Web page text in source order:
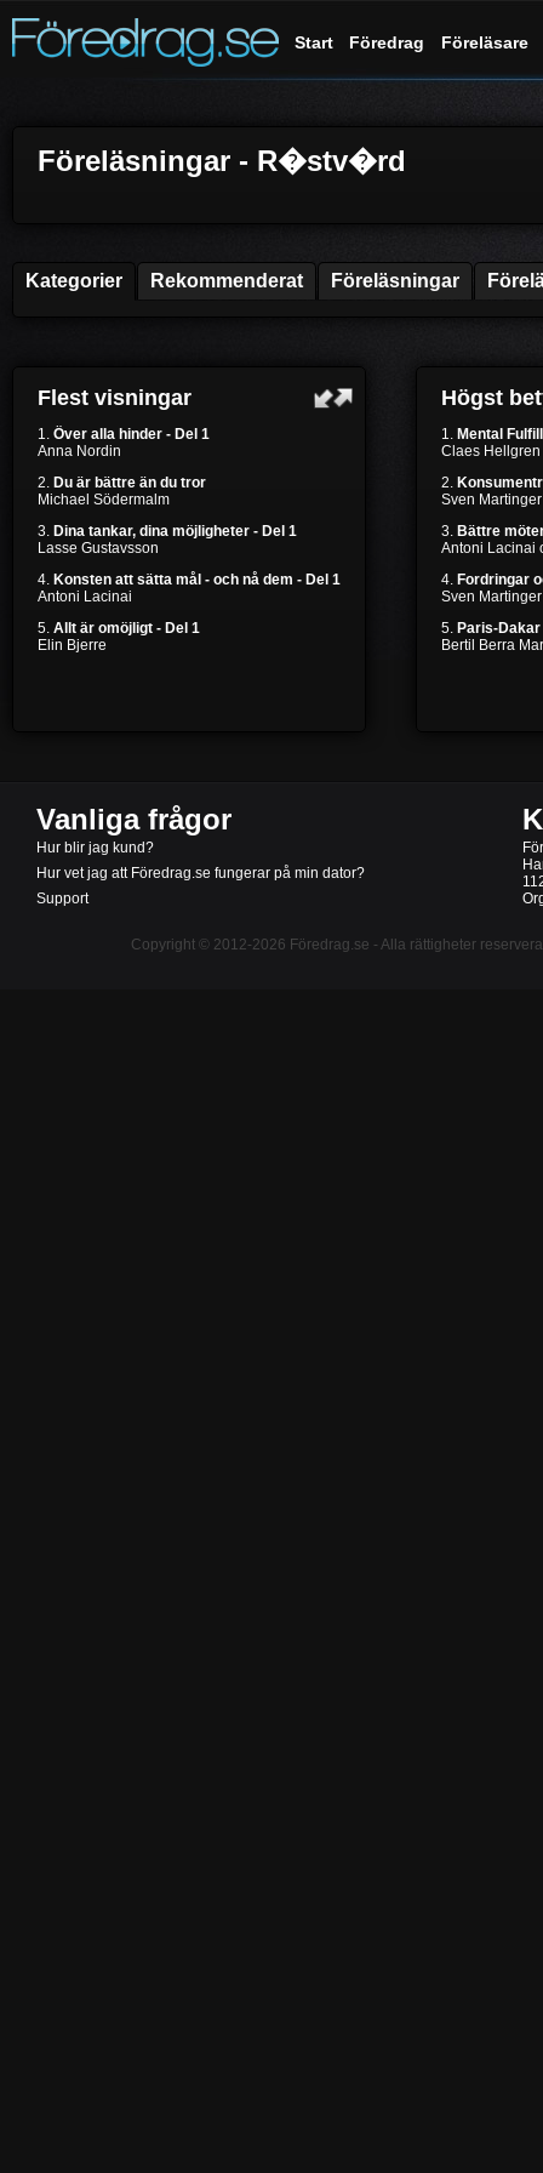
Start Föredrag Föreläsare
Föreläsningar - R�stv�rd
Kategorier Rekommenderat Föreläsningar
Flest visningar
1. Över alla hinder - Del 1
Anna Nordin
2. Du är bättre än du tror
Michael Södermalm
3. Dina tankar, dina möjligheter - Del 1
Lasse Gustavsson
4. Konsten att sätta mål - och nå dem - Del 1
Antoni Lacinai
5. Allt är omöjligt - Del 1
Elin Bjerre
Högst
1. Mental
Claes Hellgren
2.
Sven Martinger
3. Bättre
Antoni Lacinai
4. Fordringar
Sven Martinger
5. Paris-Dakar
Bertil Berra
Vanliga frågor
Hur blir jag kund?
Hur vet jag att Föredrag.se fungerar på min dator?
Support
Copyright © 2012-2026 Föredrag.se - Alla rättigheter